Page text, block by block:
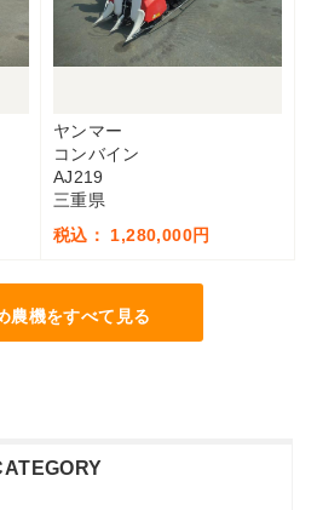
ヤンマー
コンバイン
AJ219
三重県
税込： 1,280,000円
農機をすべて見る